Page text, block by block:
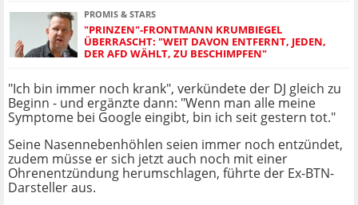
PROMIS & STARS
"PRINZEN"-FRONTMANN KRUMBIEGEL
ÜBERRASCHT: "WEIT DAVON ENTFERNT, JEDEN,
DER AFD WÄHLT, ZU BESCHIMPFEN"
"Ich bin immer noch krank", verkündete der DJ gleich zu
Beginn - und ergänzte dann: "Wenn man alle meine
Symptome bei Google eingibt, bin ich seit gestern tot."
Seine Nasennebenhöhlen seien immer noch entzündet,
zudem müsse er sich jetzt auch noch mit einer
Ohrenentzündung herumschlagen, führte der Ex-BTN-
Darsteller aus.